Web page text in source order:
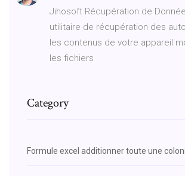
Jihosoft Récupération de
utilitaire de récupération des
les contenus de votre appareil
les fichiers
Category
Formule excel additionner toute une